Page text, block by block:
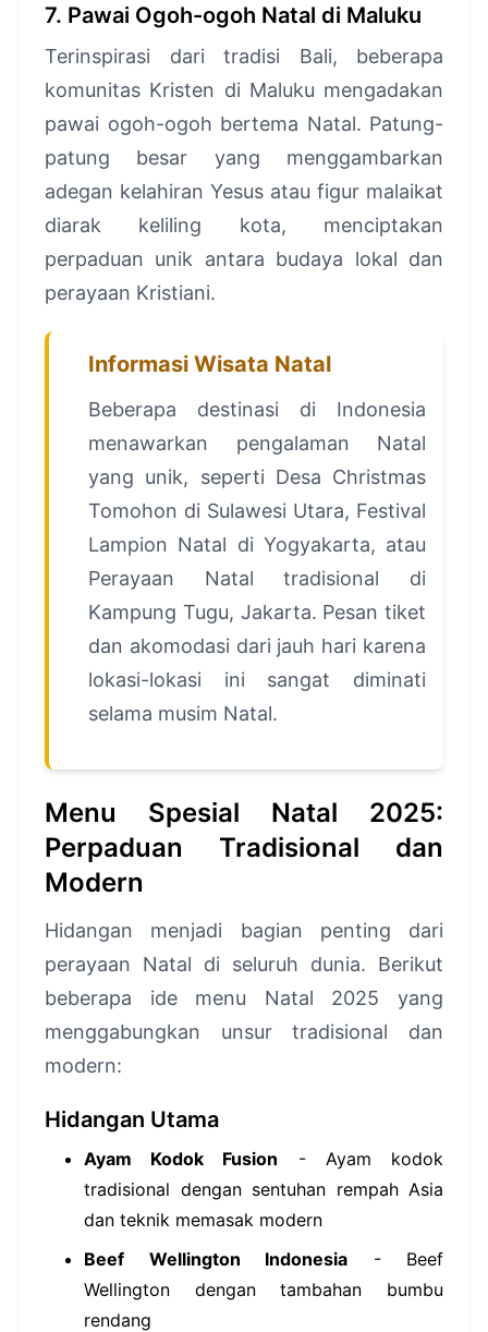
7. Pawai Ogoh-ogoh Natal di Maluku
Terinspirasi dari tradisi Bali, beberapa
komunitas Kristen di Maluku mengadakan
pawai ogoh-ogoh bertema Natal. Patung-
patung besar yang menggambarkan
adegan kelahiran Yesus atau figur malaikat
diarak keliling kota, menciptakan
perpaduan unik antara budaya lokal dan
perayaan Kristiani.
Informasi Wisata Natal
Beberapa destinasi di Indonesia
menawarkan pengalaman Natal
yang unik, seperti Desa Christmas
Tomohon di Sulawesi Utara, Festival
Lampion Natal di Yogyakarta, atau
Perayaan Natal tradisional di
Kampung Tugu, Jakarta. Pesan tiket
dan akomodasi dari jauh hari karena
lokasi-lokasi ini sangat diminati
selama musim Natal.
Menu Spesial Natal 2025:
Perpaduan Tradisional dan
Modern
Hidangan menjadi bagian penting dari
perayaan Natal di seluruh dunia. Berikut
beberapa ide menu Natal 2025 yang
menggabungkan unsur tradisional dan
modern:
Hidangan Utama
Ayam Kodok Fusion - Ayam kodok
tradisional dengan sentuhan rempah Asia
dan teknik memasak modern
Beef Wellington Indonesia - Beef
Wellington dengan tambahan bumbu
rendang